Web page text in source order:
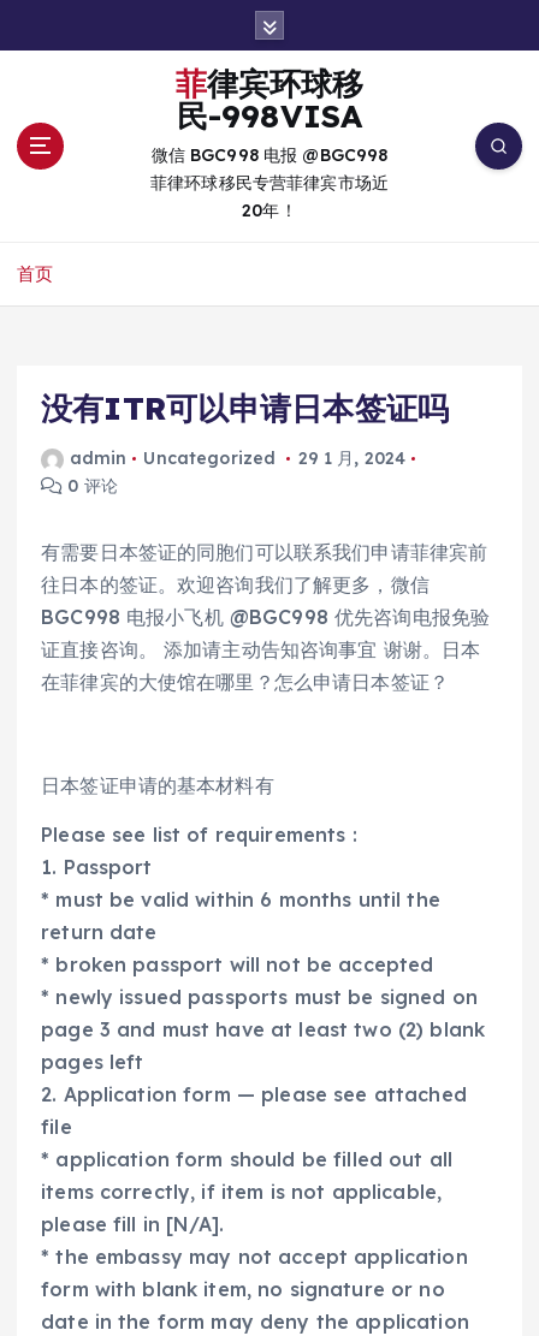
菲律宾环球移
民-998VISA
微信 BGC998 电报 @BGC998
菲律环球移民专营菲律宾市场近
20年！
首页
没有ITR可以申请日本签证吗
admin Uncategorized
29 1 月, 2024
0 评论
有需要日本签证的同胞们可以联系我们申请菲律宾前
往日本的签证。欢迎咨询我们了解更多，微信
BGC998 电报小飞机 @BGC998 优先咨询电报免验
证直接咨询。 添加请主动告知咨询事宜 谢谢。日本
在菲律宾的大使馆在哪里？怎么申请日本签证？
日本签证申请的基本材料有
Please see list of requirements :
1. Passport
* must be valid within 6 months until the
return date
* broken passport will not be accepted
* newly issued passports must be signed on
page 3 and must have at least two (2) blank
pages left
2. Application form — please see attached
file
* application form should be filled out all
items correctly, if item is not applicable,
please fill in [N/A].
* the embassy may not accept application
form with blank item, no signature or no
date in the form may deny the application